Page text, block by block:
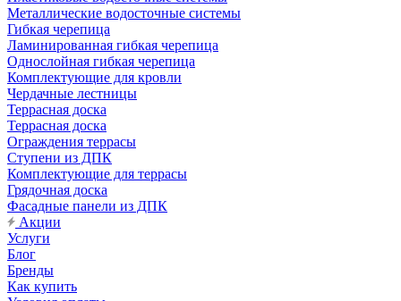
Металлические водосточные системы
Гибкая черепица
Ламинированная гибкая черепица
Однослойная гибкая черепица
Комплектующие для кровли
Чердачные лестницы
Террасная доска
Террасная доска
Ограждения террасы
Ступени из ДПК
Комплектующие для террасы
Грядочная доска
Фасадные панели из ДПК
Акции
Услуги
Блог
Бренды
Как купить